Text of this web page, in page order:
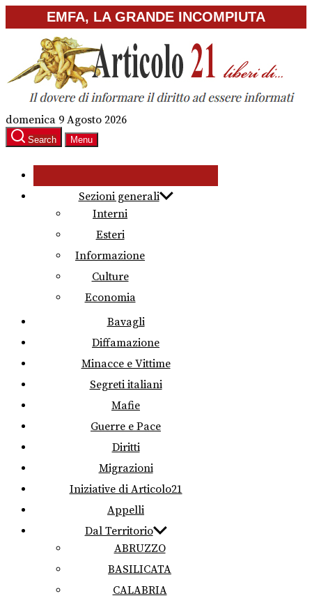
to
content
EMFA, LA GRANDE INCOMPIUTA
domenica 9 Agosto 2026
Search Menu
Sezioni generali
Interni
Esteri
Informazione
Culture
Economia
Bavagli
Diffamazione
Minacce e Vittime
Segreti italiani
Mafie
Guerre e Pace
Diritti
Migrazioni
Iniziative di Articolo21
Appelli
Dal Territorio
ABRUZZO
BASILICATA
CALABRIA